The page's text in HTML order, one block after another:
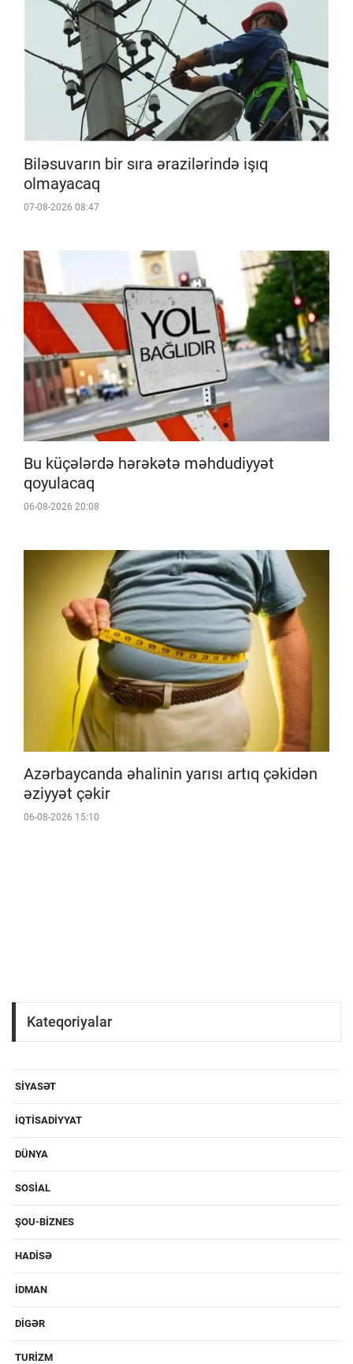
Biləsuvarın bir sıra ərazilərində işıq
olmayacaq
07-08-2026 08:47
Bu küçələrdə hərəkətə məhdudiyyət
qoyulacaq
06-08-2026 20:08
Azərbaycanda əhalinin yarısı artıq çəkidən
əziyyət çəkir
06-08-2026 15:10
Kateqoriyalar
SIYASƏT
IQTISADIYYAT
DÜNYA
SOSIAL
ŞOU-BIZNES
HADISƏ
IDMAN
DIGƏR
TURIZM